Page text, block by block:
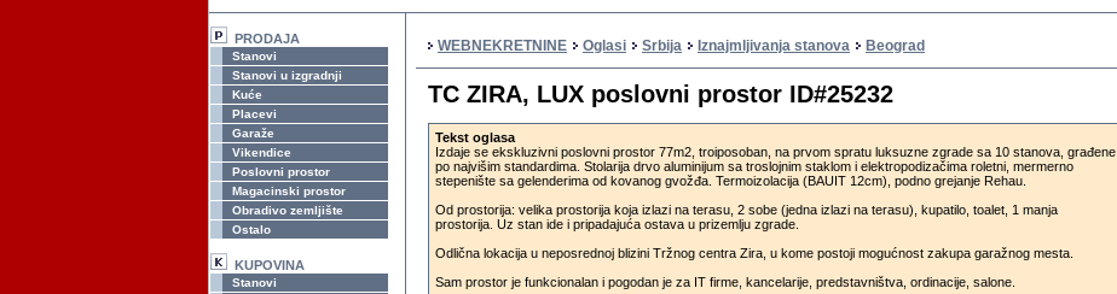
PRODAJA
Stanovi
Stanovi u izgradnji
Kuće
Placevi
Garaže
Vikendice
Poslovni prostor
Magacinski prostor
Obradivo zemljište
Ostalo
KUPOVINA
Stanovi
WEBNEKRETNINE Oglasi Srbija Iznajmljivanja stanova Beograd
TC ZIRA, LUX poslovni prostor ID#25232
Tekst oglasa
Izdaje se ekskluzivni poslovni prostor 77m2, troiposoban, na prvom spratu luksuzne zgrade sa 10 stanova, građene
po najvišim standardima. Stolarija drvo aluminijum sa troslojnim staklom i elektropodizačima roletni, mermerno
stepenište sa gelenderima od kovanog gvožđa. Termoizolacija (BAUIT 12cm), podno grejanje Rehau.
Od prostorija: velika prostorija koja izlazi na terasu, 2 sobe (jedna izlazi na terasu), kupatilo, toalet, 1 manja
prostorija. Uz stan ide i pripadajuća ostava u prizemlju zgrade.
Odlična lokacija u neposrednoj blizini Tržnog centra Zira, u kome postoji mogućnost zakupa garažnog mesta.
Sam prostor je funkcionalan i pogodan je za IT firme, kancelarije, predstavništva, ordinacije, salone.